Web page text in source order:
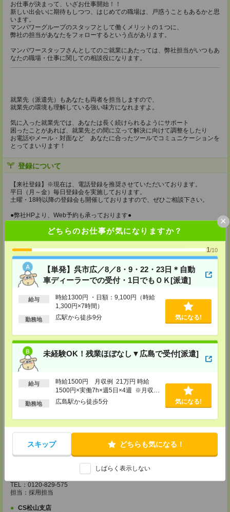
どちらのお仕事が気になりますか？
1/10
【単発】呉市広／8／8・9・22・23日＊自動
車ディーラーでの受付・1日でもＯＫ[派遣]
給与
時給1300円 ・日額：9,100円（時給
1,300円×7時間）
勤務地 広駅から徒歩9分 気になる!
未経験OK！残業ほぼなし▼広島で受付[派遣]
給与
時給1500円 月収例 21万円 時給
1500円×実働7h×週5日×4週 ※月収例
を保証するものではありません。※給
勤務地 広島駅から徒歩5分 気になる!
スキップ どちらも気になる！
しばらく表示しない
×
お仕事が決まって、いざお仕事開始！！
新しい出会いに期待もしつつ、はじめての職場は、戸惑うこともあるかと思
います。
マンパワーグループのスタッフとして働くメリットの１つに、
弊社の担当があなたをフォローするという点があります。
マンパワースタッフさんとしてのご就業にあたっては、弊社担当がいつもあ
なたの職場・仕事に関しての相談役になります。
就業先（派遣先）もあなたも両者を担当しますので、
就業先の環境も理解している強い味方になれますよ。
気に入った就業先では、あなたは長く続けられるようにサポート
困ったことがあれば、就業先との間に立って解決に向けて調整をしたり
お電話やメール・対面など あなたに合ったツールでコミュニケーションを
とってまいります！
登録について
【来社登録】※現在は、電話登録を推奨させていただいております。
平日（月～金）毎日登録会を実施しております。
土曜・18時以降の登録会も開催しておりますので、ぜひご相談下さい。
●弊社HPより、Web予約も承っております●
弊社HPよりマイページ作成をお願いします
【来社登録】※現在は、電話登録を推奨させていただいております。
・印鑑
・免許証など本人確認書類
※履歴書、写真は不要です！
所要時間
・経験やご希望などをインタビュー
・お仕事のご紹介など
【来社登録】約1.5～2時間＊経験・ご希望による
・ガイダンス
・経験や希望をインタビュー
・スキルチェック
・お仕事のご紹介
登録場所
CS広島支店
広島県広島市中区袋町 3-17 シシンヨービル 11F
TEL：0120-921-943
TEL：0120-829-575
担当：採用担当
CS松山支店